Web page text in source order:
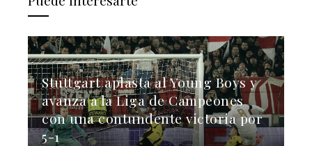
Stuttgart aplasta al Young Boys y
avanza a la Liga de Campeones
con una contundente victoria por
5-1